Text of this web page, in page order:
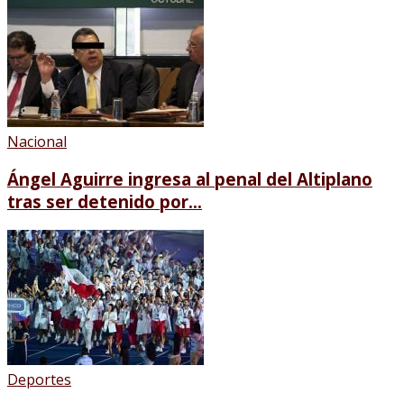
Nacional
Ángel Aguirre ingresa al penal del Altiplano
tras ser detenido por...
Deportes